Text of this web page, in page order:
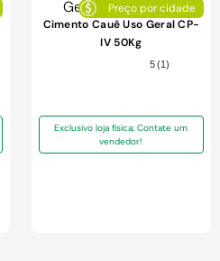
preço por cidade
Cimento Cauê Uso Geral CP-
IV 50Kg
5 (1)
Exclusivo loja física: Contate um
vendedor!